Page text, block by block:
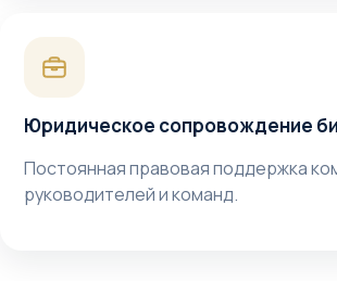
Юридическое сопровождение
Постоянная правовая поддержка
руководителей и команд.